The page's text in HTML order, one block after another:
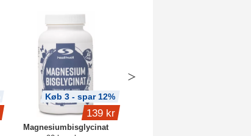
Magnesiumbisglycinat
Køb 3 - spar 12%
139 kr